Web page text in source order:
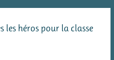
les héros pour la classe